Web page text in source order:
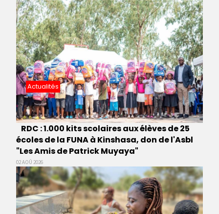
Actualités
RDC : 1.000 kits scolaires aux élèves de 25
écoles de la FUNA à Kinshasa, don de l'Asbl
"Les Amis de Patrick Muyaya"
02 AOÛ 2026